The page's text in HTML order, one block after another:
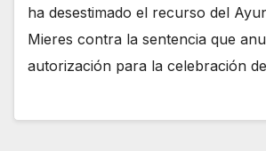
ha desestimado el recurso del
Mieres contra la sentencia que
autorización para la celebración